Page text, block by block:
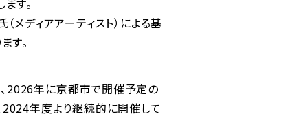
す。
メディアアーティスト）による基
す。
2026年に京都市で開催予定の
年度より継続的に開催して